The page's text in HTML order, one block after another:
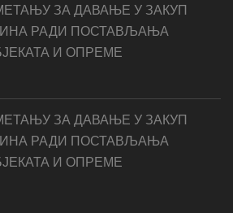
ЗА ДАВАЊЕ У ЗАКУП
РАДИ ПОСТАВЉАЊА
И ОПРЕМЕ
ЗА ДАВАЊЕ У ЗАКУП
РАДИ ПОСТАВЉАЊА
И ОПРЕМЕ